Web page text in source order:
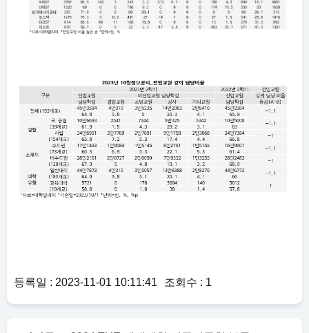
등록일 : 2023-11-01 10:11:41 조회수 : 1